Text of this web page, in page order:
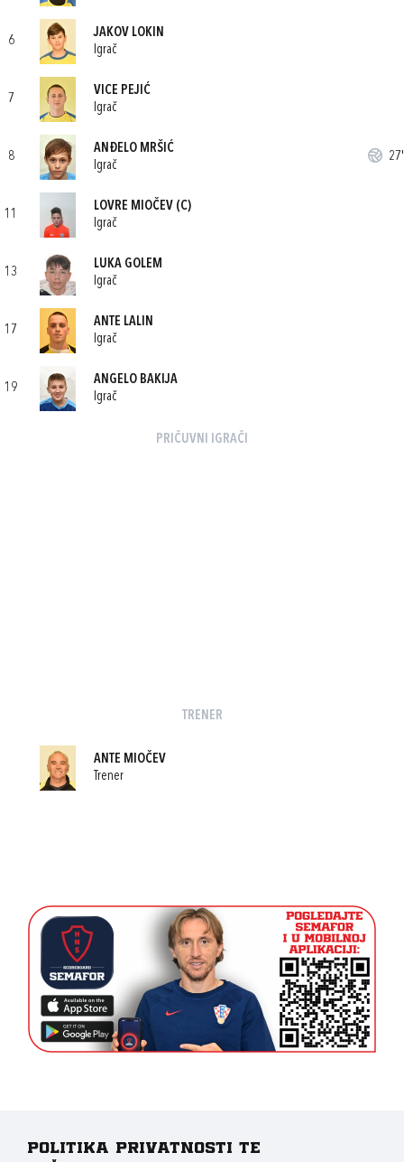
6
JAKOV LOKIN
Igrač
7
VICE PEJIĆ
Igrač
8
ANĐELO MRŠIĆ
Igrač
27'
11
LOVRE MIOČEV (C)
Igrač
13
LUKA GOLEM
Igrač
17
ANTE LALIN
Igrač
19
ANGELO BAKIJA
Igrač
PRIČUVNI IGRAČI
TRENER
ANTE MIOČEV
Trener
Politika privatnosti te